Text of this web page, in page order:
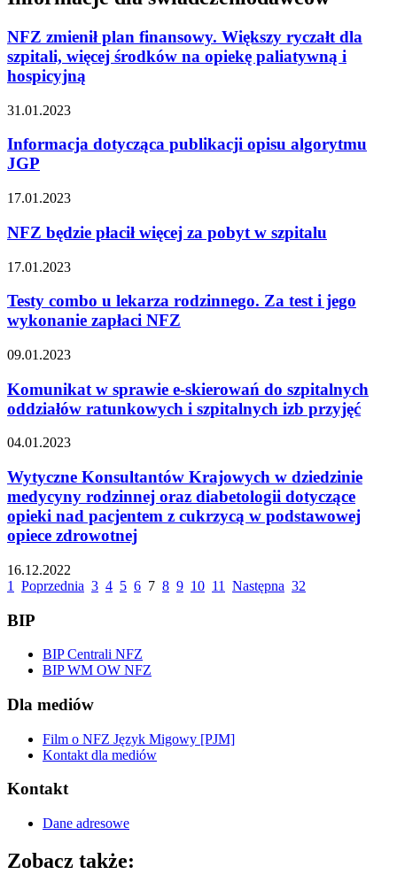
NFZ zmienił plan finansowy. Większy ryczałt dla
szpitali, więcej środków na opiekę paliatywną i
hospicyjną
31.01.2023
Informacja dotycząca publikacji opisu algorytmu
JGP
17.01.2023
NFZ będzie płacił więcej za pobyt w szpitalu
17.01.2023
Testy combo u lekarza rodzinnego. Za test i jego
wykonanie zapłaci NFZ
09.01.2023
Komunikat w sprawie e-skierowań do szpitalnych
oddziałów ratunkowych i szpitalnych izb przyjęć
04.01.2023
Wytyczne Konsultantów Krajowych w dziedzinie
medycyny rodzinnej oraz diabetologii dotyczące
opieki nad pacjentem z cukrzycą w podstawowej
opiece zdrowotnej
16.12.2022
1
Poprzednia 3 4 5 6 7 8 9 10 11 Następna 32
BIP
BIP Centrali NFZ
BIP WM OW NFZ
Dla mediów
Film o NFZ Język Migowy [PJM]
Kontakt dla mediów
Kontakt
Dane adresowe
Zobacz także: